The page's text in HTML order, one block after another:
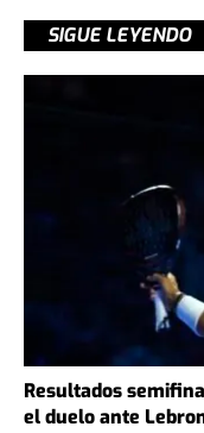
SIGUE LEYENDO
Resultados
el duelo ante